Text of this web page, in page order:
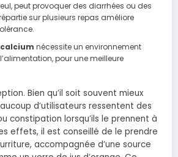
peut provoquer des diarrhées ou des
sur plusieurs repas améliore
nécessite un environnement
pour une meilleure
Bien qu’il soit souvent mieux
d’utilisateurs ressentent des
constipation lorsqu’ils le prennent à
effets, il est conseillé de le prendre
accompagnée d’une source